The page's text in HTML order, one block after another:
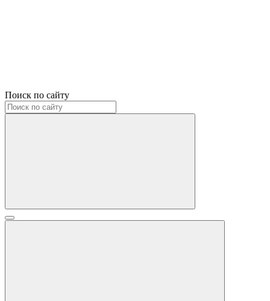
Поиск по сайту